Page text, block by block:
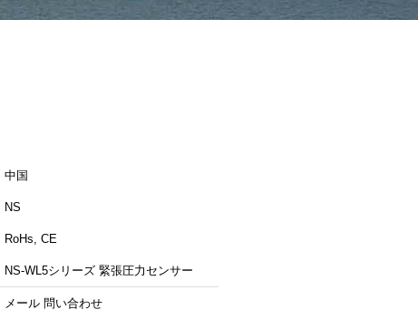
中国
NS
RoHs, CE
NS-WL5シリーズ 緊張圧力センサー
メール 問い合わせ